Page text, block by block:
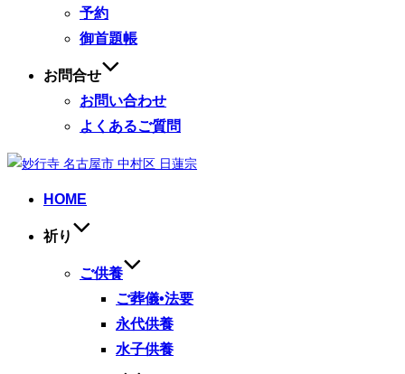
予約
御首題帳
お問合せ
お問い合わせ
よくあるご質問
コ
HOME
祈り
ご供養
ご葬儀•法要
永代供養
水子供養